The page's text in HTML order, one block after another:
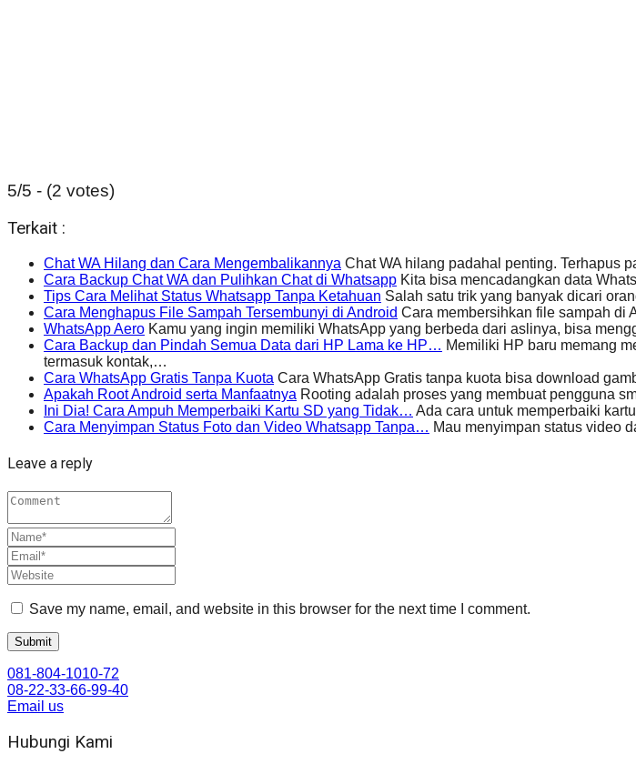
5/5 - (2 votes)
Terkait :
Chat WA Hilang dan Cara Mengembalikannya Chat WA hilang padahal penting. Terhapus
Cara Backup Chat WA dan Pulihkan Chat di Whatsapp Kita bisa mencadangkan data
Tips Cara Melihat Status Whatsapp Tanpa Ketahuan Salah satu trik yang banyak dicari
Cara Menghapus File Sampah Tersembunyi di Android Cara membersihkan file sampah di
WhatsApp Aero Kamu yang ingin memiliki WhatsApp yang berbeda dari aslinya, bisa
Cara Backup dan Pindah Semua Data dari HP Lama ke HP… Memiliki HP baru memang
termasuk kontak,…
Cara WhatsApp Gratis Tanpa Kuota Cara WhatsApp Gratis tanpa kuota bisa download
Apakah Root Android serta Manfaatnya Rooting adalah proses yang membuat pengguna
Ini Dia! Cara Ampuh Memperbaiki Kartu SD yang Tidak… Ada cara untuk memperbaiki
Cara Menyimpan Status Foto dan Video Whatsapp Tanpa… Mau menyimpan status video
Leave a reply
Save my name, email, and website in this browser for the next time I comment.
081-804-1010-72
08-22-33-66-99-40
Email us
Hubungi Kami